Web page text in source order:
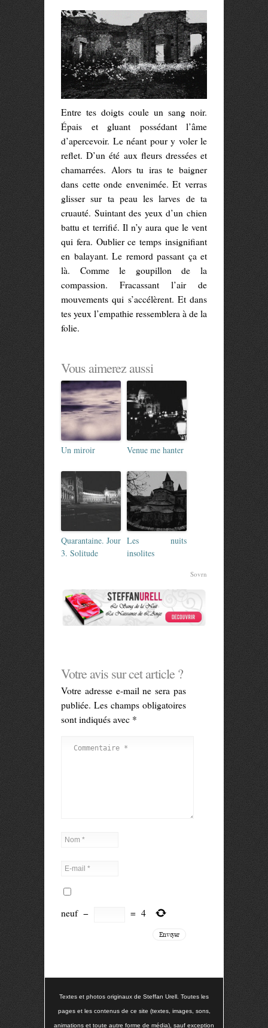
Entre tes doigts coule un sang noir.
Épais et gluant possédant l’âme
d’apercevoir. Le néant pour y voler le
reflet. D’un été aux fleurs dressées et
chamarrées. Alors tu iras te baigner
dans cette onde envenimée. Et verras
glisser sur ta peau les larves de ta
cruauté. Suintant des yeux d’un chien
battu et terrifié. Il n’y aura que le vent
qui fera. Oublier ce temps insignifiant
en balayant. Le remord passant ça et
là. Comme le goupillon de la
compassion. Fracassant l’air de
mouvements qui s’accélèrent. Et dans
tes yeux l’empathie ressemblera à de la
folie.
Vous aimerez aussi
Un miroir Venue me hanter
Quarantaine. Jour
3. Solitude
Les nuits
insolites
Sovrn
Votre avis sur cet article ?
Votre adresse e-mail ne sera pas
publiée. Les champs obligatoires
sont indiqués avec *
neuf − = 4
Textes et photos originaux de Steffan Urell. Toutes les
pages et les contenus de ce site (textes, images, sons,
animations et toute autre forme de média), sauf exception